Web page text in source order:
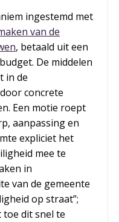
ingestemd met
van de
, betaald uit een
De middelen
in de
concrete
Een motie roept
aanpassing en
expliciet het
mee te
in
van de gemeente
op straat”;
dit snel te